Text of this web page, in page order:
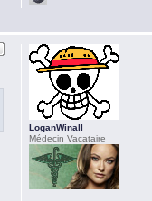
LoganWinall
Médecin Vacataire